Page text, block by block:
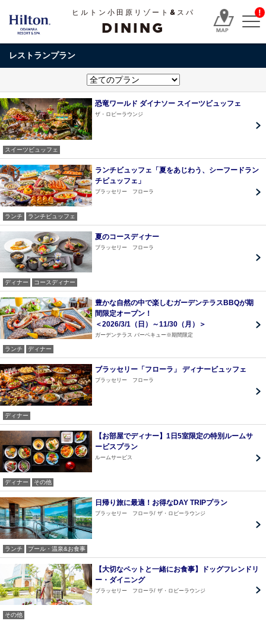
ヒルトン小田原リゾート&スパ
DINING
!
レストランプラン
恐竜ワールド ダイナソー スイーツビュッフェ
ザ・ロビーラウンジ
スイーツビュッフェ
ランチビュッフェ「夏をあじわう、シーフードラン
チビュッフェ」
ブラッセリー フローラ
ランチ ランチビュッフェ
夏のコースディナー
ブラッセリー フローラ
ディナー コースディナー
豊かな自然の中で楽しむガーデンテラスBBQが期
間限定オープン！
＜2026/3/1（日）～11/30（月）＞
ガーデンテラス バーベキュー※期間限定
ランチ ディナー
ブラッセリー「フローラ」 ディナービュッフェ
ブラッセリー フローラ
ディナー
【お部屋でディナー】1日5室限定の特別ルームサ
ービスプラン
ルームサービス
ディナー その他
日帰り旅に最適！お得なDAY TRIPプラン
ブラッセリー フローラ ザ・ロビーラウンジ
ランチ プール・温泉&お食事
【大切なペットと一緒にお食事】ドッグフレンドリ
ー・ダイニング
ブラッセリー フローラ ザ・ロビーラウンジ
その他